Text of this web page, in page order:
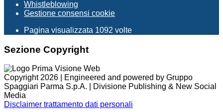
Whistleblowing
Gestione consensi cookie
Pagina visualizzata 1092 volte
Sezione Copyright
Copyright 2026 | Engineered and powered by Gruppo
Spaggiari Parma S.p.A. | Divisione Publishing & New Social
Media
Disclaimer trattamento dati personali